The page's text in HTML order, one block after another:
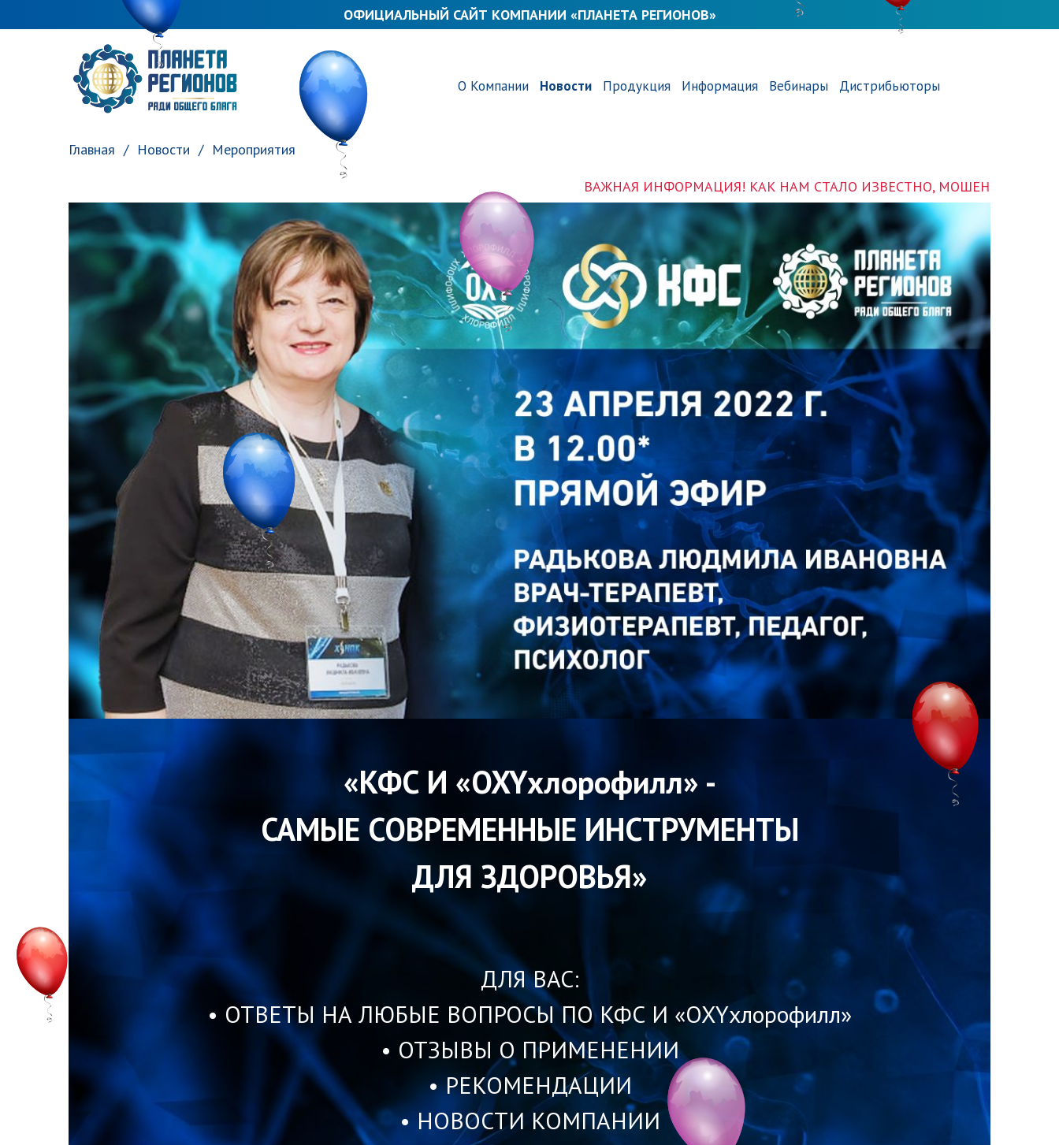
ОФИЦИАЛЬНЫЙ САЙТ КОМПАНИИ «ПЛАНЕТА РЕГИОНОВ»
ПЛАНЕТА РЕГИОНОВ О Компании Новости Продукция Информация Вебинары Дистрибьюторы
Главная Новости Мероприятия
ВАЖНАЯ ИНФОРМАЦИЯ! КАК НАМ СТАЛО ИЗВЕСТНО, МОШЕННИКИ РАЗМЕСТИЛИ РЕКВИЗИТЫ
«КФС И «OXYхлорофилл» -
САМЫЕ СОВРЕМЕННЫЕ ИНСТРУМЕНТЫ
ДЛЯ ЗДОРОВЬЯ»
ДЛЯ ВАС:
• ОТВЕТЫ НА ЛЮБЫЕ ВОПРОСЫ ПО КФС И «OXYхлорофилл»
• ОТЗЫВЫ О ПРИМЕНЕНИИ
• РЕКОМЕНДАЦИИ
• НОВОСТИ КОМПАНИИ